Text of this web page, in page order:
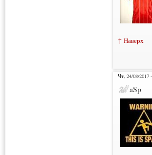
↑ Наверх
Чт, 24/08/2017
aSp